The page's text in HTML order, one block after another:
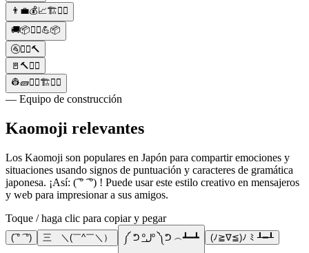
👨‍💼💰📈🏗👷‍♀️
🚚📦👷‍♀️💪📦
🚰👷‍♀️🔨
🚪🔨👷‍♀️
👷🧱👷‍♂️🏗👷‍♀️
— Equipo de construcción
Kaomoji relevantes
Los Kaomoji son populares en Japón para compartir emociones y
situaciones usando signos de puntuación y caracteres de gramática
japonesa. ¡Así: (͡ ° ͡ °) ! Puede usar este estilo creativo en mensajeros
y web para impresionar a sus amigos.
Toque / haga clic para copiar y pegar
(͡ ° ͡ °) 三 ＼(￣^￣＼） ༼ ᕤ ºل͟º ༽ᕤ ︵┻━┻ (ﾉ≧∇≦)ﾉ ﾐ ┸━┸